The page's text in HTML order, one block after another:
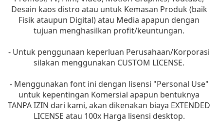
Desain kaos distro atau untuk Kemasan Produk (baik
Fisik ataupun Digital) atau Media apapun dengan
tujuan menghasilkan profit/keuntungan.
- Untuk penggunaan keperluan Perusahaan/Korporasi
silakan menggunakan CUSTOM LICENSE.
- Menggunakan font ini dengan lisensi "Personal Use"
untuk kepentingan Komersial apapun bentuknya
TANPA IZIN dari kami, akan dikenakan biaya EXTENDED
LICENSE atau 100x Harga lisensi desktop.